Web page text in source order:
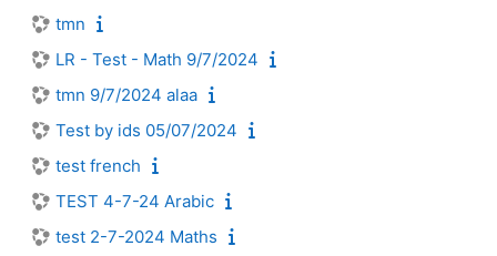
tmn
LR - Test - Math 9/7/2024
tmn 9/7/2024 alaa
Test by ids 05/07/2024
test french
TEST 4-7-24 Arabic
test 2-7-2024 Maths